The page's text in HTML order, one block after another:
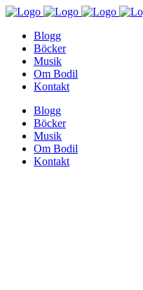
Blogg
Böcker
Musik
Om Bodil
Kontakt
Blogg
Böcker
Musik
Om Bodil
Kontakt